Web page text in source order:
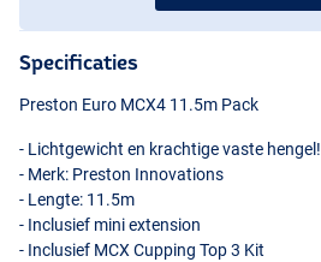
Specificaties
Preston Euro MCX4 11.5m Pack
- Lichtgewicht en krachtige vaste hengel!
- Merk: Preston Innovations
- Lengte: 11.5m
- Inclusief mini extension
- Inclusief MCXCupping Top 3 Kit